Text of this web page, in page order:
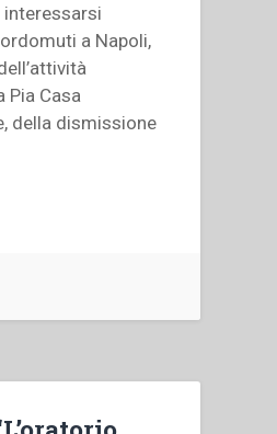
a Napoli,
Pia Casa
della dismissione